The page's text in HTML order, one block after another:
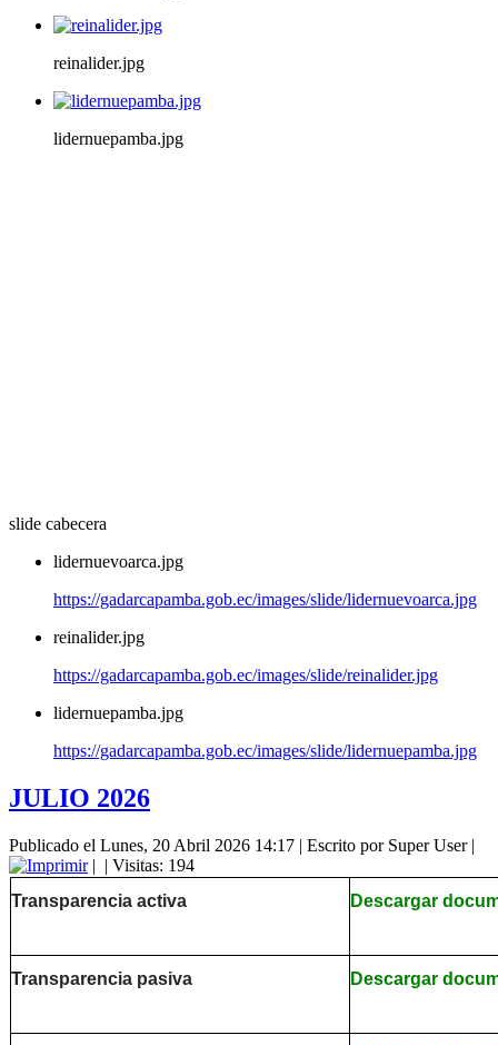
reinalider.jpg
lidernuepamba.jpg
slide cabecera
lidernuevoarca.jpg
https://gadarcapamba.gob.ec/images/slide/lidernuevoarca.jpg
reinalider.jpg
https://gadarcapamba.gob.ec/images/slide/reinalider.jpg
lidernuepamba.jpg
https://gadarcapamba.gob.ec/images/slide/lidernuepamba.jpg
JULIO 2026
Publicado el Lunes, 20 Abril 2026 14:17 | Escrito por Super User|
| | Visitas: 194
Transparencia activa
Descargar
Transparencia pasiva Descargar